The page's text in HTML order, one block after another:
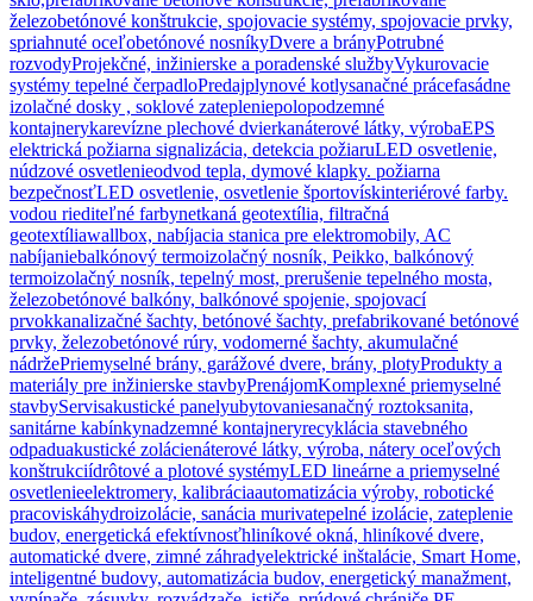
železobetónové konštrukcie, spojovacie systémy, spojovacie prvky,
spriahnuté oceľobetónové nosníkyDvere a brányPotrubné
rozvodyProjekčné, inžinierske a poradenské službyVykurovacie
systémy tepelné čerpadloPredajplynové kotlysanačné prácefasádne
izolačné dosky , soklové zatepleniepolopodzemné
kontajnerykarevízne plechové dvierkanáterové látky, výrobaEPS
elektrická požiarna signalizácia, detekcia požiaruLED osvetlenie,
núdzové osvetlenieodvod tepla, dymové klapky. požiarna
bezpečnosťLED osvetlenie, osvetlenie športovískinteriérové farby.
vodou riediteľné farbynetkaná geotextília, filtračná
geotextíliawallbox, nabíjacia stanica pre elektromobily, AC
nabíjaniebalkónový termoizolačný nosník, Peikko, balkónový
termoizolačný nosník, tepelný most, prerušenie tepelného mosta,
železobetónové balkóny, balkónové spojenie, spojovací
prvokkanalizačné šachty, betónové šachty, prefabrikované betónové
prvky, železobetónové rúry, vodomerné šachty, akumulačné
nádržePriemyselné brány, garážové dvere, brány, plotyProdukty a
materiály pre inžinierske stavbyPrenájomKomplexné priemyselné
stavbyServisakustické panelyubytovaniesanačný roztoksanita,
sanitárne kabínkynadzemné kontajneryrecyklácia stavebného
odpaduakustické zolácienáterové látky, výroba, nátery oceľových
konštrukciídrôtové a plotové systémyLED lineárne a priemyselné
osvetlenieelektromery, kalibráciaautomatizácia výroby, robotické
pracoviskáhydroizolácie, sanácia murivatepelné izolácie, zateplenie
budov, energetická efektívnosťhliníkové okná, hliníkové dvere,
automatické dvere, zimné záhradyelektrické inštalácie, Smart Home,
inteligentné budovy, automatizácia budov, energetický manažment,